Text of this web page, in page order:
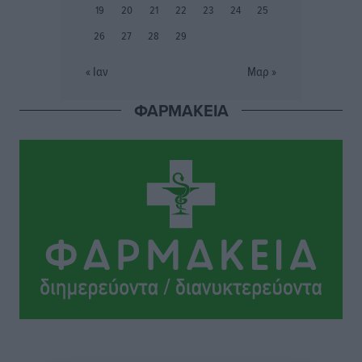
Εθνικός Αρχίπολης: Μεγάλο βήμα προόδου η ίδρυση
πριν 11 ώρες
ΠΑΜΕ ΣΤΟΙΧΗΜΑ: Περισσότερα από 95 εκατομμύρια
ευρώ σε κέρδη μοίρασε τον Ιούλιο
Αθλητικά• πριν 12 ώρες
Ολοκλήρωση του έργου αναβάθμισης των
19
20 21 22 23 24
25
26
27 28 29
« Ιαν Μαρ »
ΦΑΡΜΑΚΕΙΑ